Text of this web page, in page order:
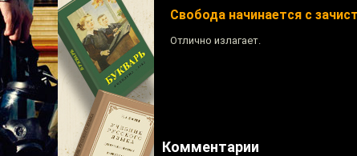
Свобода начинается с
Отлично излагает.
Комментарии